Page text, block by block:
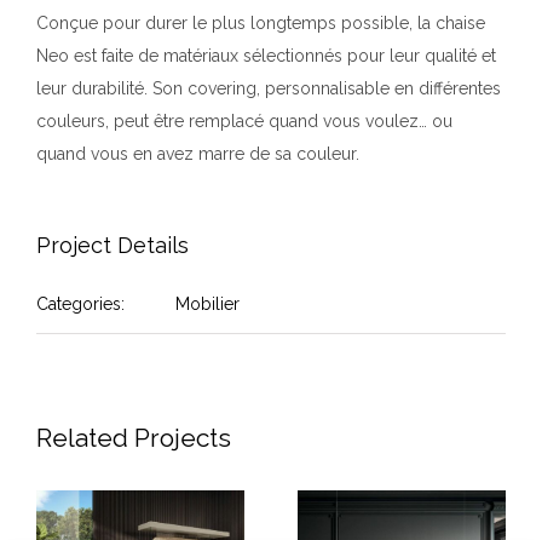
Conçue pour durer le plus longtemps possible, la chaise
Neo est faite de matériaux sélectionnés pour leur qualité et
leur durabilité. Son covering, personnalisable en différentes
couleurs, peut être remplacé quand vous voulez… ou
quand vous en avez marre de sa couleur.
Project Details
Categories: Mobilier
Related Projects